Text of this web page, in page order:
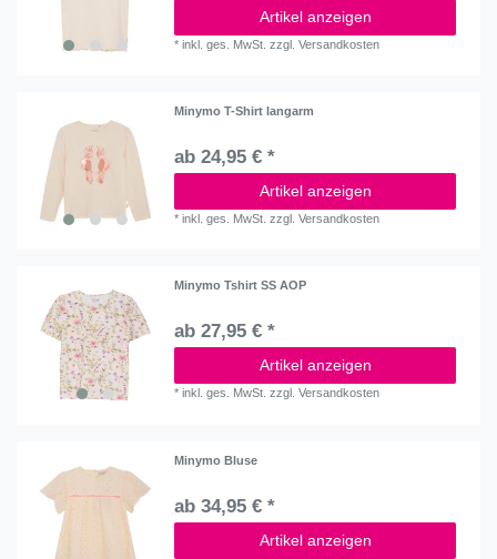
Artikel anzeigen
*inkl. ges. MwSt. zzgl.Versandkosten
Minymo T-Shirt langarm
ab 24,95 € *
Artikel anzeigen
*inkl. ges. MwSt. zzgl.Versandkosten
Minymo Tshirt SS AOP
ab 27,95 € *
Artikel anzeigen
*inkl. ges. MwSt. zzgl.Versandkosten
Minymo Bluse
ab 34,95 € *
Artikel anzeigen